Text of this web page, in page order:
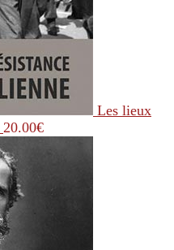
Les lieux
20.00€